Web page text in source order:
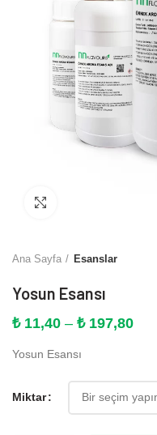
Ana Sayfa Esanslar
Yosun Esansı
₺11,40 – ₺197,80Fiyat
Yosun Esansı
Miktar